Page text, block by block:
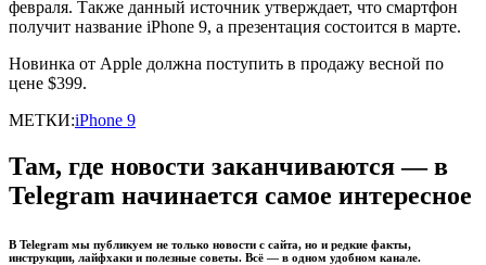
февраля. Также данный источник утверждает, что смартфон
получит название iPhone 9, а презентация состоится в марте.
Новинка от Apple должна поступить в продажу весной по
цене $399.
МЕТКИ:iPhone 9
Там, где новости заканчиваются — в
Telegram начинается самое интересное
В Telegram мы публикуем не только новости с сайта, но и редкие факты,
инструкции, лайфхаки и полезные советы. Всё — в одном удобном канале.